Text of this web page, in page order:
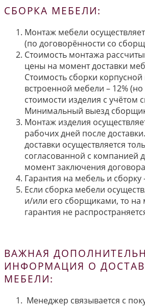
СБОРКА МЕБЕЛИ:
Монтаж мебели
(по договорённости со
Стоимость монтажа
цены на момент доставки
Стоимость сборки корпусной
встроенной мебели – 12%
стоимости изделия с учётом
Минимальный выезд
Монтаж изделия
рабочих дней после
доставки осуществляется
согласованной с компанией
момент заключения
Гарантия на мебель и сборку
Если сборка мебели
и/или его сборщиками, то на
гарантия не
ВАЖНАЯ
ИНФОРМАЦИЯ О
МЕБЕЛИ:
Менеджер связывается с